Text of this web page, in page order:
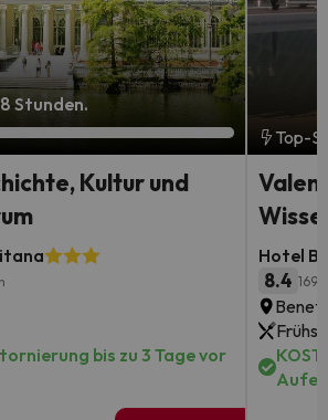
Stunden.
Kultur und
bis zu 3 Tage vor
Top-
Hotel
8.4